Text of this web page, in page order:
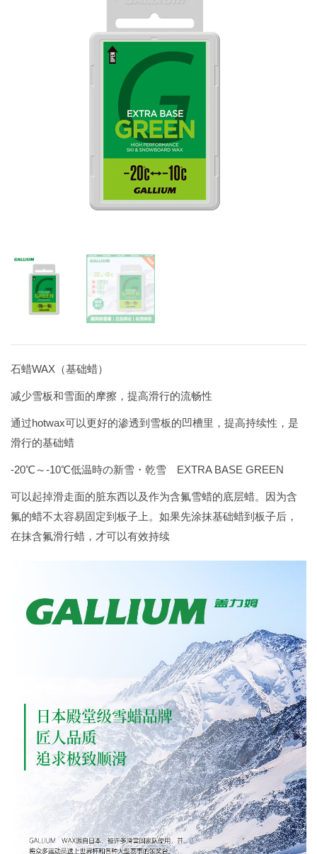
石蜡WAX（基础蜡）
减少雪板和雪面的摩擦，提高滑行的流畅性
通过hotwax可以更好的渗透到雪板的凹槽里，提高持续性，是
滑行的基础蜡
-20℃～-10℃低温時の新雪・乾雪 EXTRA BASE GREEN
可以起掉滑走面的脏东西以及作为含氟雪蜡的底层蜡。因为含
氟的蜡不太容易固定到板子上。如果先涂抹基础蜡到板子后，
在抹含氟滑行蜡，才可以有效持续